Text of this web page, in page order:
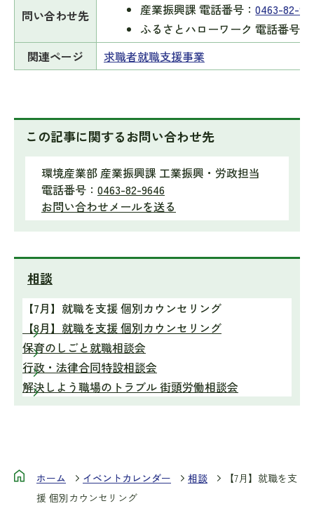
問い合わせ先 産業振興課 電話番号：0463-82-
ふるさとハローワーク 電話番号：
関連ページ
求職者就職支援事業
この記事に関するお問い合わせ先
環境産業部 産業振興課 工業振興・労政担当
電話番号： 0463-82-9646
お問い合わせメールを送る
相談
【7月】就職を支援 個別カウンセリング
【8月】就職を支援 個別カウンセリング
保育のしごと就職相談会
行政・法律合同特設相談会
解決しよう職場のトラブル 街頭労働相談会
ホーム イベントカレンダー 相談
【7月】就職を支
援 個別カウンセリング